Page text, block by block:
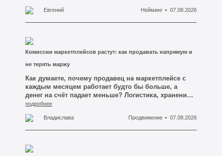
телефону. И вот на этом простом действии
половина красивых названий рассыпается. Человек
выходит «Строй Гарант плюс», потом «СтройГрант»,
а к третьему разу он уже сам не уверен, где там что.
Название вроде есть, а передать его другому
человеку без ошибки невозможно.
Евгений Нейминг 07.08.2026
Комиссии маркетплейсов растут: как продавать напрямую и
не терять маржу
Как думаете, почему продавец на маркетплейсе с
каждым месяцем работает будто бы больше, а
денег на счёт падает меньше? Логистика, хранение,
реклама внутри площадки, комиссия за категорию
откусывает свой кусок, и вроде бы ни одна из них
не выглядит критичной. А потом смотришь на
на площадку, а не на себя.
подробнее
Владислава Продвижение 07.08.2026